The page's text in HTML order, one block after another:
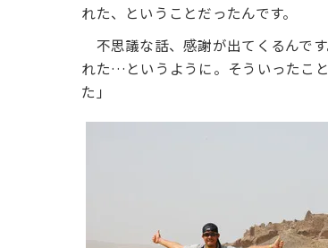
れた、ということだったんです。
不思議な話、感謝が出てくるんで
れた…というように。そういったこ
た」